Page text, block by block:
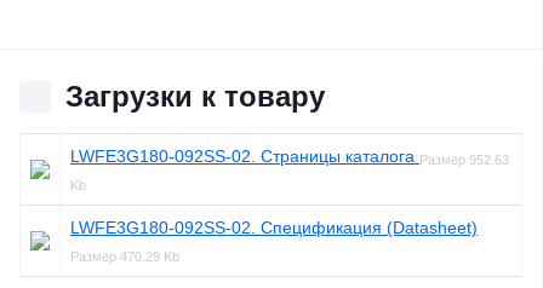
Загрузки к товару
LWFE3G180-092SS-02. Страницы каталога Размер 952.63
Kb
LWFE3G180-092SS-02. Спецификация (Datasheet)
Размер 470.29 Kb